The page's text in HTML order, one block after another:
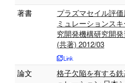
著書
プラズマセイル評
ミュレーションス
究開発機構研究開
(共著) 2012/03
論文
格子欠陥を有する